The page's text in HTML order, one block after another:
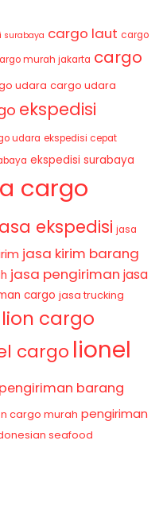
surabaya cargo laut cargo
murah jakarta cargo
udara cargo udara
ekspedisi
udara ekspedisi cepat
ekspedisi surabaya
cargo
ekspedisi jasa
jasa kirim barang
jasa pengiriman jasa
cargo jasa trucking
lion cargo
cargo lionel
pengiriman barang
cargo murah pengiriman
seafood